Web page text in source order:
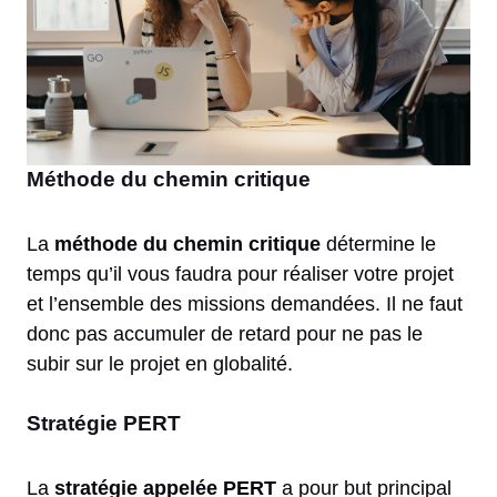
Méthode du chemin critique
La méthode du chemin critique détermine le
temps qu’il vous faudra pour réaliser votre projet
et l’ensemble des missions demandées. Il ne faut
donc pas accumuler de retard pour ne pas le
subir sur le projet en globalité.
Stratégie PERT
La stratégie appelée PERT a pour but principal